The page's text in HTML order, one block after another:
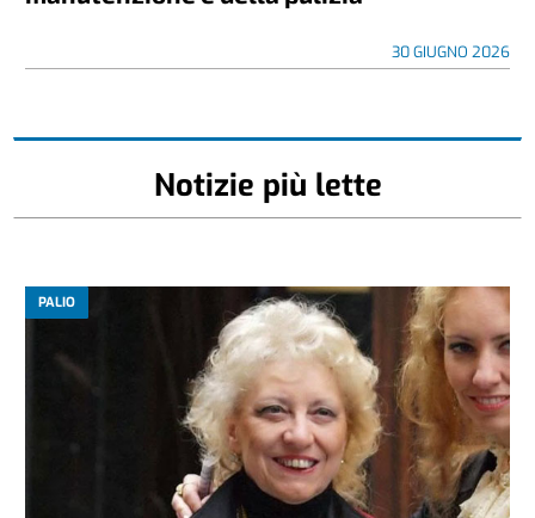
30 GIUGNO 2026
Notizie più lette
PALIO